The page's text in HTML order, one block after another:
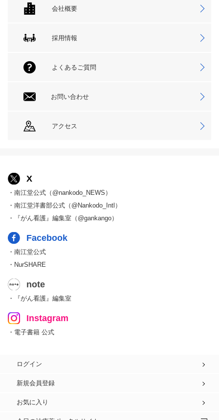
会社概要
採用情報
よくあるご質問
お問い合わせ
アクセス
X
・南江堂公式（@nankodo_NEWS）
・南江堂洋書部公式（@Nankodo_Intl）
・『がん看護』編集室（@gankango）
Facebook
・南江堂公式
・NurSHARE
note
・『がん看護』編集室
Instagram
・電子書籍 公式
ログイン
新規会員登録
お気に入り